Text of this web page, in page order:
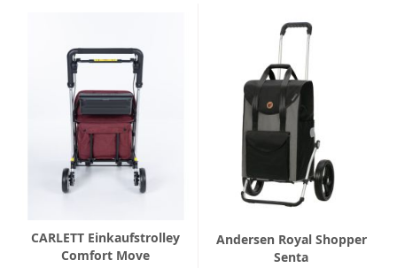
CARLETT Einkaufstrolley
Comfort Move
Andersen Royal Shopper
Senta